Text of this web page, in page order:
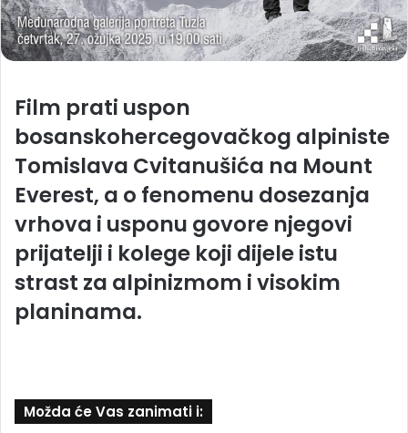
Film prati uspon
bosanskohercegovačkog alpiniste
Tomislava Cvitanušića na Mount
Everest, a o fenomenu dosezanja
vrhova i usponu govore njegovi
prijatelji i kolege koji dijele istu
strast za alpinizmom i visokim
planinama.
Možda će Vas zanimati i: